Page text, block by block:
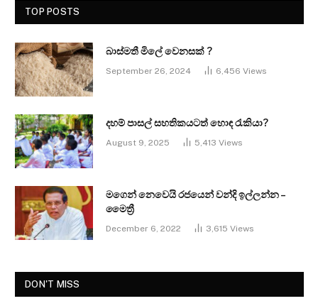
TOP POSTS
බාස්මතී මිලේ වෙනසක් ?
September 26, 2024 6,456 Views
දහම් පාසල් සහතිකයටත් හොඳ රැකියා?
August 9, 2025 5,413 Views
මගෙන් නෙවෙයි රජයෙන් වන්දි ඉල්ලන්න –
මෛත්‍රී
December 6, 2022 3,615 Views
DON'T MISS